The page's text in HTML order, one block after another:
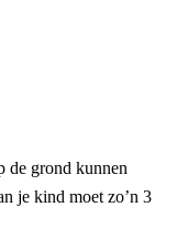
de grond kunnen
je kind moet zo’n 3